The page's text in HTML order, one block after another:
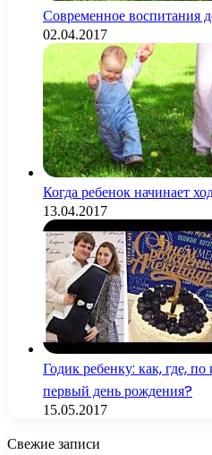
Современное воспитания
02.04.2017
Когда ребенок начинает
13.04.2017
Годик ребенку: как, где,
первый день рождения?
15.05.2017
Свежие записи